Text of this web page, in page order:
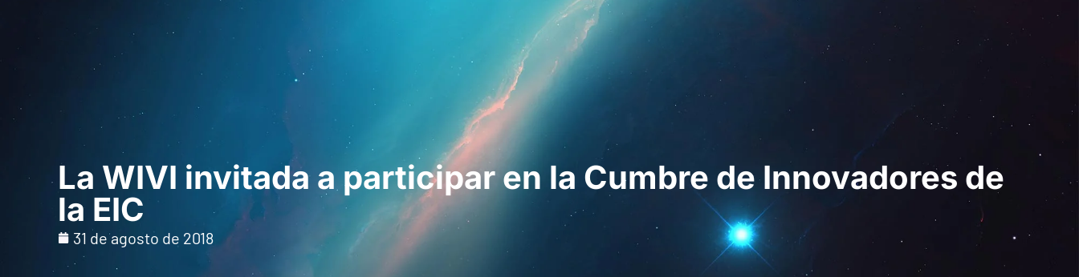
Para profesionales Para pacientes
Solicita una
La WIVI invitada a participar en la Cumbre de Innovadores de
la EIC
31 de agosto de 2018